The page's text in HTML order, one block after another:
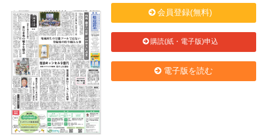
会員登録(無料)
購読(紙・電子版)申込
電子版を読む